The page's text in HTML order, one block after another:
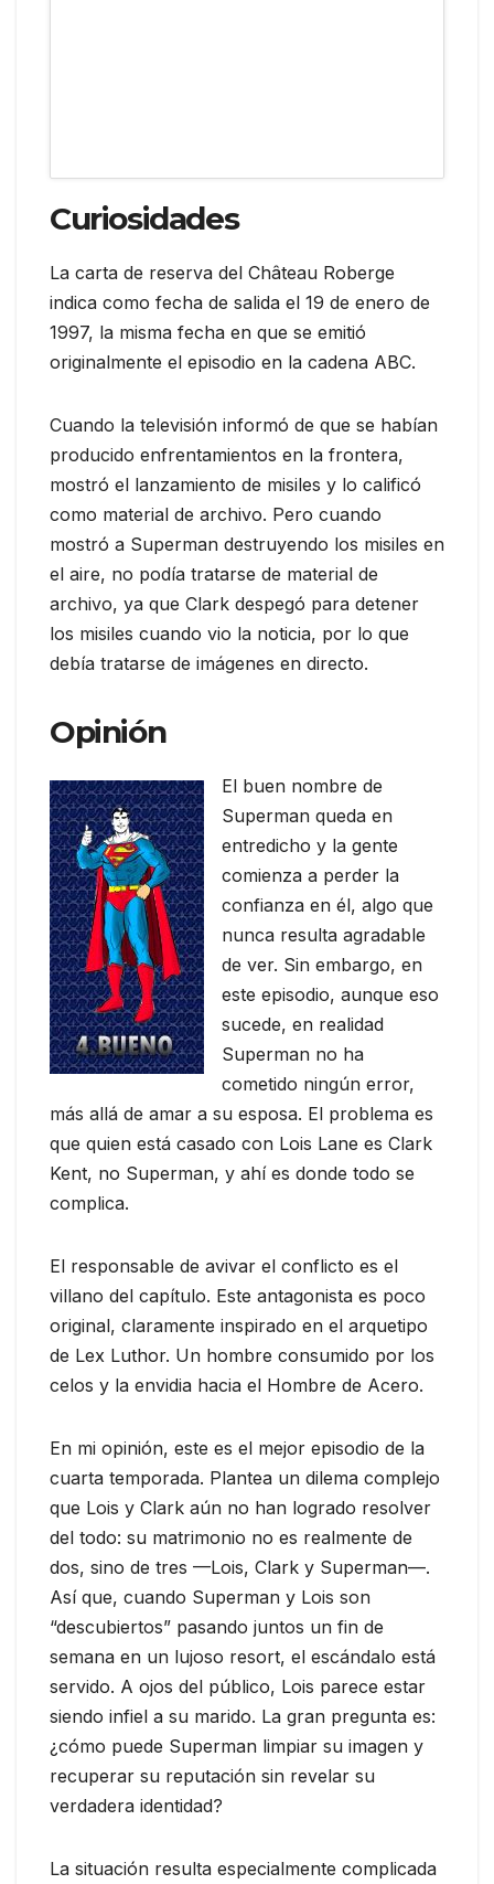
Curiosidades
La carta de reserva del Château Roberge
indica como fecha de salida el 19 de enero de
1997, la misma fecha en que se emitió
originalmente el episodio en la cadena ABC.
Cuando la televisión informó de que se habían
producido enfrentamientos en la frontera,
mostró el lanzamiento de misiles y lo calificó
como material de archivo. Pero cuando
mostró a Superman destruyendo los misiles en
el aire, no podía tratarse de material de
archivo, ya que Clark despegó para detener
los misiles cuando vio la noticia, por lo que
debía tratarse de imágenes en directo.
Opinión
El buen nombre de
Superman queda en
entredicho y la gente
comienza a perder la
confianza en él, algo que
nunca resulta agradable
de ver. Sin embargo, en
este episodio, aunque eso
sucede, en realidad
Superman no ha
cometido ningún error,
más allá de amar a su esposa. El problema es
que quien está casado con Lois Lane es Clark
Kent, no Superman, y ahí es donde todo se
complica.
El responsable de avivar el conflicto es el
villano del capítulo. Este antagonista es poco
original, claramente inspirado en el arquetipo
de Lex Luthor. Un hombre consumido por los
celos y la envidia hacia el Hombre de Acero.
En mi opinión, este es el mejor episodio de la
cuarta temporada. Plantea un dilema complejo
que Lois y Clark aún no han logrado resolver
del todo: su matrimonio no es realmente de
dos, sino de tres —Lois, Clark y Superman—.
Así que, cuando Superman y Lois son
“descubiertos” pasando juntos un fin de
semana en un lujoso resort, el escándalo está
servido. A ojos del público, Lois parece estar
siendo infiel a su marido. La gran pregunta es:
¿cómo puede Superman limpiar su imagen y
recuperar su reputación sin revelar su
verdadera identidad?
La situación resulta especialmente complicada